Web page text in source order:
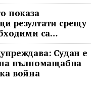
в безизходица
показа
резултати срещу
са
с хора
Судан е
пълномащабна
война